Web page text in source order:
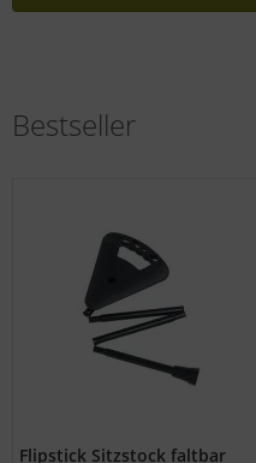
Bestseller
Flipstick Sitzstock faltbar